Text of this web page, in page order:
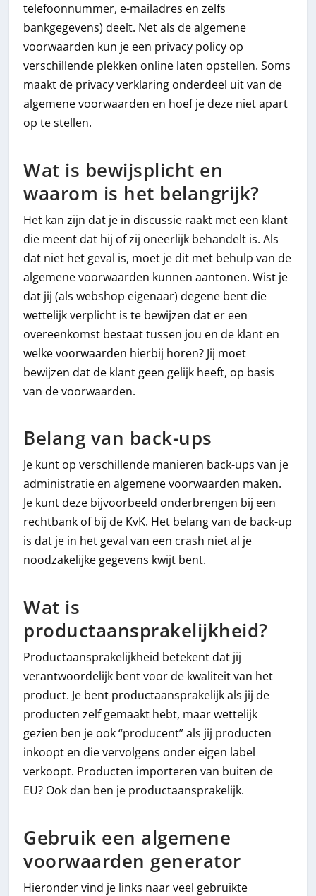
telefoonnummer, e-mailadres en zelfs
bankgegevens) deelt. Net als de algemene
voorwaarden kun je een privacy policy op
verschillende plekken online laten opstellen. Soms
maakt de privacy verklaring onderdeel uit van de
algemene voorwaarden en hoef je deze niet apart
op te stellen.
Wat is bewijsplicht en
waarom is het belangrijk?
Het kan zijn dat je in discussie raakt met een klant
die meent dat hij of zij oneerlijk behandelt is. Als
dat niet het geval is, moet je dit met behulp van de
algemene voorwaarden kunnen aantonen. Wist je
dat jij (als webshop eigenaar) degene bent die
wettelijk verplicht is te bewijzen dat er een
overeenkomst bestaat tussen jou en de klant en
welke voorwaarden hierbij horen? Jij moet
bewijzen dat de klant geen gelijk heeft, op basis
van de voorwaarden.
Belang van back-ups
Je kunt op verschillende manieren back-ups van je
administratie en algemene voorwaarden maken.
Je kunt deze bijvoorbeeld onderbrengen bij een
rechtbank of bij de KvK. Het belang van de back-up
is dat je in het geval van een crash niet al je
noodzakelijke gegevens kwijt bent.
Wat is
productaansprakelijkheid?
Productaansprakelijkheid betekent dat jij
verantwoordelijk bent voor de kwaliteit van het
product. Je bent productaansprakelijk als jij de
producten zelf gemaakt hebt, maar wettelijk
gezien ben je ook “producent” als jij producten
inkoopt en die vervolgens onder eigen label
verkoopt. Producten importeren van buiten de
EU? Ook dan ben je productaansprakelijk.
Gebruik een algemene
voorwaarden generator
Hieronder vind je links naar veel gebruikte